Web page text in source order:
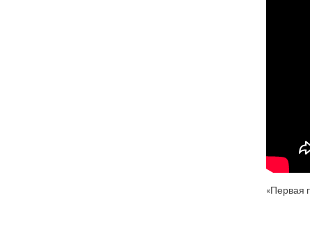
«Первая